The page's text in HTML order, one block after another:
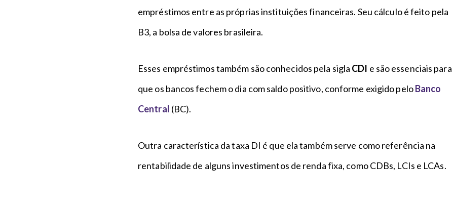
empréstimos entre as próprias instituições financeiras. Seu cálculo é feito pela
B3, a bolsa de valores brasileira.
Esses empréstimos também são conhecidos pela sigla CDI e são essenciais para
que os bancos fechem o dia com saldo positivo, conforme exigido peloBanco
Central (BC).
Outra característica da taxa DI é que ela também serve como referência na
rentabilidade de alguns investimentos de renda fixa, como CDBs, LCIs e LCAs.